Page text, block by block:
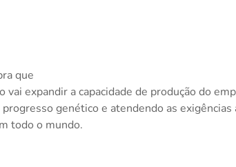
que
vai expandir a capacidade de produção do
genético e atendendo as
todo o mundo.